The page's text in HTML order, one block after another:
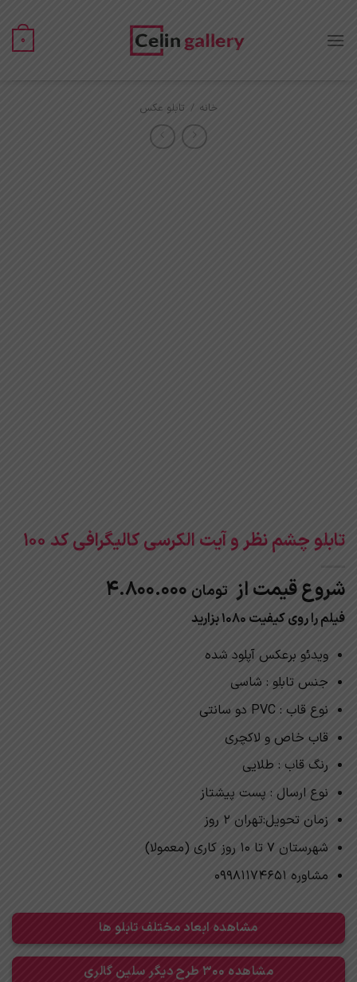
content
0
خانه / تابلو عکس
تابلو چشم نظر و آیت الکرسی کالیگرافی کد 100
شروع قیمت از تومان 4.800.000
فیلم را روی کیفیت 1080 بزارید
ویدئو برعکس آپلود شده
جنس تابلو : شاسی
نوع قاب : PVC دو سانتی
قاب خاص و لاکچری
رنگ قاب : طلایی
نوع ارسال : پست پیشتاز
زمان تحویل:تهران 2 روز
شهرستان 7 تا 10 روز کاری (معمولا)
مشاوره 09981174651
مشاهده ابعاد مختلف تابلو ها
مشاهده 300 طرح دیگر سلین گالری